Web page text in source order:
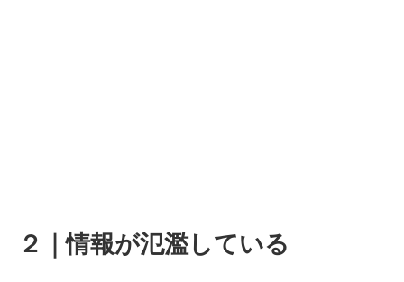
２｜情報が氾濫している